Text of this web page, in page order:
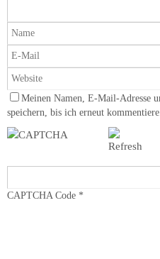
Meinen Namen, E-Mail-Adresse
speichern, bis ich erneut kommentiere.
CAPTCHA Code *